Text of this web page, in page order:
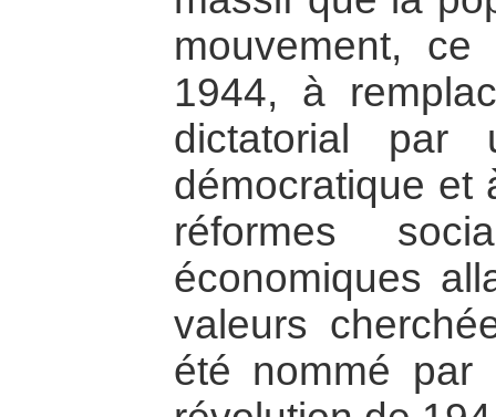
mouvement,
1944, à
dictatorial par
démocratique et
réformes
économiques
valeurs
été nommé